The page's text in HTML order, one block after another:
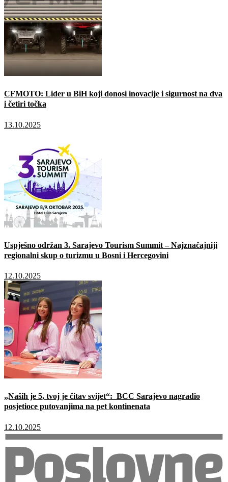
CFMOTO: Lider u BiH koji donosi inovacije i sigurnost na dva
i četiri točka
13.10.2025
Uspješno održan 3. Sarajevo Tourism Summit – Najznačajniji
regionalni skup o turizmu u Bosni i Hercegovini
12.10.2025
„Naših je 5, tvoj je čitav svijet“: BCC Sarajevo nagradio
posjetioce putovanjima na pet kontinenata
12.10.2025